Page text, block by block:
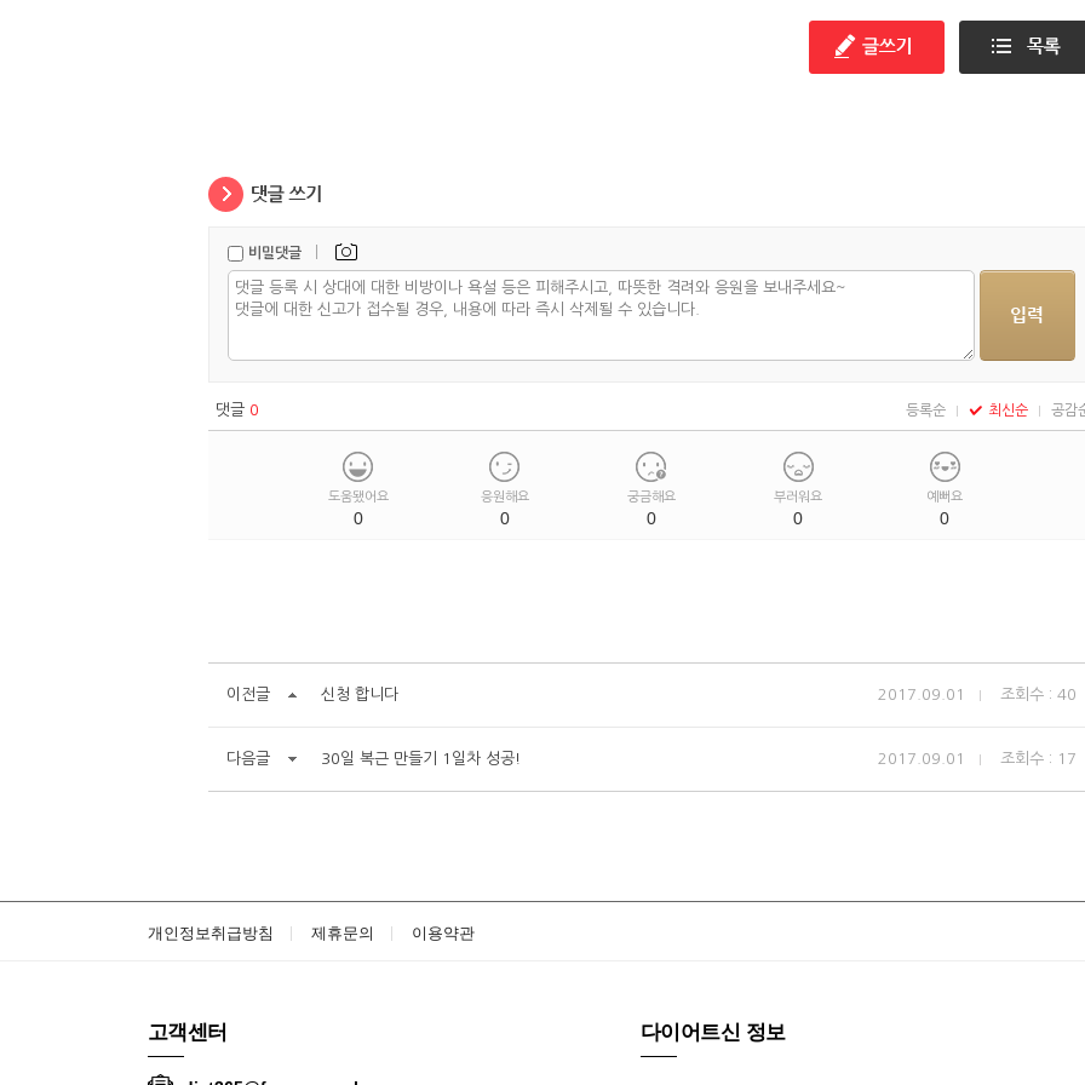
비밀댓글
댓글 0 등록순 최신순 공감
도움됐어요
0
응원해요
0
궁금해요
0
부러워요
0
예뻐요
0
이전글 신청 합니다 2017.09.01 조회수 : 40
다음글 30일 복근 만들기 1일차 성공! 2017.09.01 조회수 : 17
개인정보취급방침 제휴문의 이용약관
고객센터 다이어트신 정보